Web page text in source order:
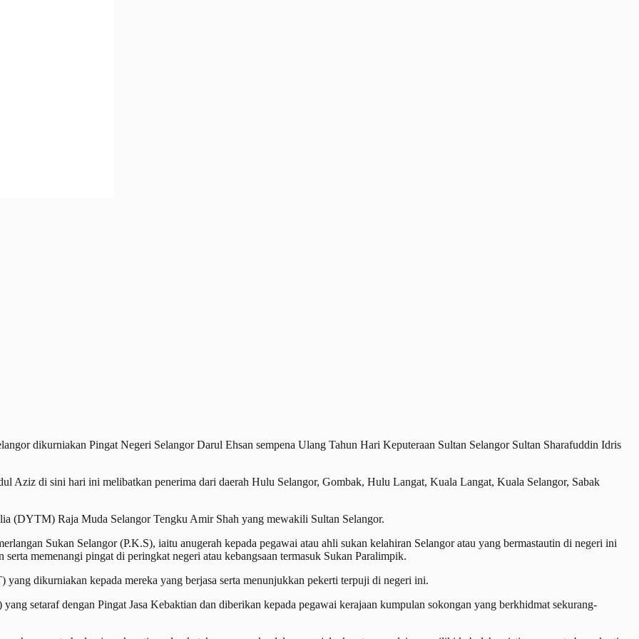
dikurniakan Pingat Negeri Selangor Darul Ehsan sempena Ulang Tahun Hari Keputeraan Sultan Selangor Sultan Sharafuddin Idris
Aziz di sini hari ini melibatkan penerima dari daerah Hulu Selangor, Gombak, Hulu Langat, Kuala Langat, Kuala Selangor, Sabak
(DYTM) Raja Muda Selangor Tengku Amir Shah yang mewakili Sultan Selangor.
Sukan Selangor (P.K.S), iaitu anugerah kepada pegawai atau ahli sukan kelahiran Selangor atau yang bermastautin di negeri ini
memenangi pingat di peringkat negeri atau kebangsaan termasuk Sukan Paralimpik.
dikurniakan kepada mereka yang berjasa serta menunjukkan pekerti terpuji di negeri ini.
setaraf dengan Pingat Jasa Kebaktian dan diberikan kepada pegawai kerajaan kumpulan sokongan yang berkhidmat sekurang-